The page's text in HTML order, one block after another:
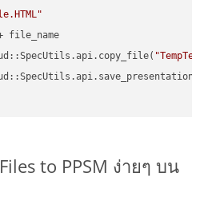
file_name
to PPSM ง่ายๆ บน